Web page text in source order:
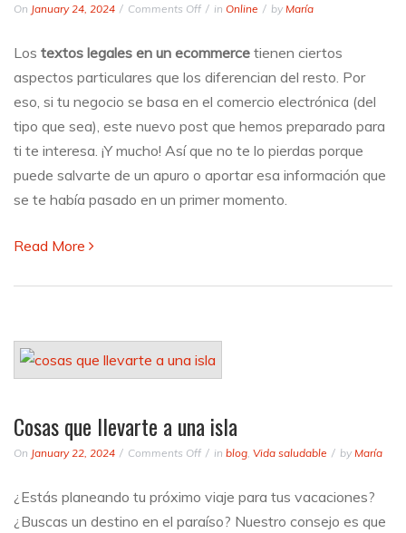
On January 24, 2024 Comments Offon
destacar
sobre
los
legales
en
un
in Online by María
Los textos legales en un ecommerce tienen ciertos
aspectos particulares que los diferencian del resto. Por
eso, si tu negocio se basa en el comercio electrónica (del
tipo que sea), este nuevo post que hemos preparado para
ti te interesa. ¡Y mucho! Así que no te lo pierdas porque
puede salvarte de un apuro o aportar esa información que
se te había pasado en un primer momento.
Read More
Cosas que llevarte a una isla
On January 22, 2024 Comments Offon
llevarte
a
in blog, Vida saludable by María
¿Estás planeando tu próximo viaje para tus vacaciones?
¿Buscas un destino en el paraíso? Nuestro consejo es que